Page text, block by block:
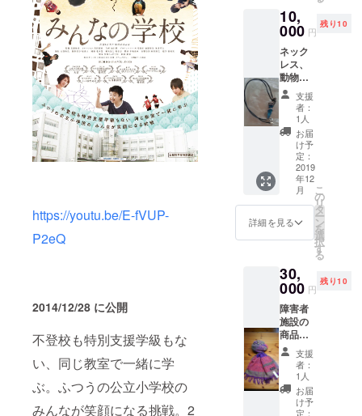
https://youtu.be/E-fVUP-
P2eQ
2014/12/28 に公開
不登校も特別支援学級もな
い、同じ教室で一緒に学
ぶ。ふつうの公立小学校の
みんなが笑顔になる挑戦。2
日(日)午
後1時～
千葉県
印西市
にて予
定して
おりま
す。 そ
ちらの
チケッ
トにな
りま
す。
10,
000 円
残り10
ネック
レス、
動物ス
トラッ
プは、
障害者
施設の
商品に
なりま
す。 写
真とは
実際に
色が異
なる場
合がご
ざいま
了承く
ださ
い。
支援
者：
1人
お届
け予
定：
2019
年12
月
詳細を見る
こ
の
リ
タ
ー
ン
を
選
択
す
る
30,
000 円
残り10
障害者
施設の
商品に
なりま
す。写
真は見
本なの
で、色
などは
支援
者：
1人
お届
け予
定：